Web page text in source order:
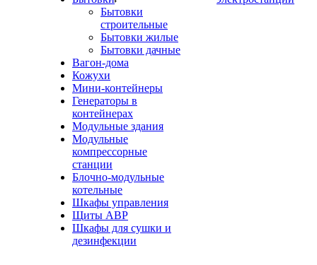
Бытовки
строительные
Бытовки жилые
Бытовки дачные
Вагон-дома
Кожухи
Мини-контейнеры
Генераторы в
контейнерах
Модульные здания
Модульные
компрессорные
станции
Блочно-модульные
котельные
Шкафы управления
Щиты АВР
Шкафы для сушки и
дезинфекции